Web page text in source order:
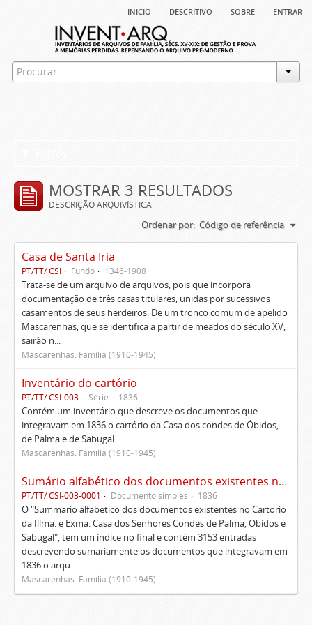
início descritivo sobre entrar
MOSTRAR 3 RESULTADOS
DESCRIÇÃO ARQUIVÍSTICA
Ordenar por: Código de referência
Casa de Santa Iria
PT/TT/ CSI Fundo 1346-1908
Trata-se de um arquivo de arquivos, pois que incorpora
documentação de três casas titulares, unidas por sucessivos
casamentos de seus herdeiros. De um tronco comum de apelido
Mascarenhas, que se identifica a partir de meados do século XV,
sairão n...
Mascarenhas. Família (1910-1945)
Inventário do cartório
PT/TT/ CSI-003 Série 1836
Contém um inventário que descreve os documentos que
integravam em 1836 o cartório da Casa dos condes de Óbidos,
de Palma e de Sabugal.
Mascarenhas. Família (1910-1945)
Sumário alfabético dos documentos existentes no Cartório da Ilustríssima e Excelentíssima Casa dos senhores condes de Palma, Óbidos e Sabugal
PT/TT/ CSI-003-0001 Documento simples 1836
O "Summario alfabetico dos documentos existentes no Cartorio
da Illma. e Exma. Casa dos Senhores Condes de Palma, Obidos e
Sabugal", tem um índice no final e contém 3153 entradas
descrevendo sumariamente os documentos que integravam em
1836 o arqu...
Mascarenhas. Família (1910-1945)